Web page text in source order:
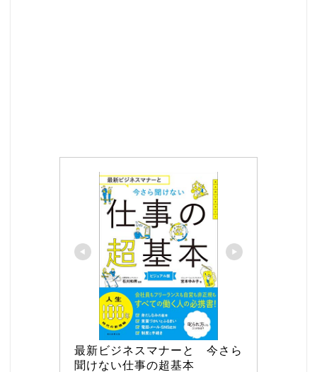
最新ビジネスマナーと　今さら
聞けない仕事の超基本